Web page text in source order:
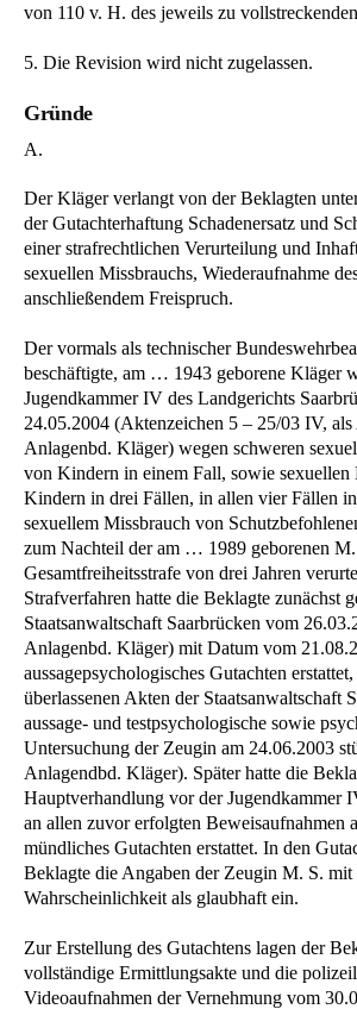
von 110 v. H. des jeweils zu
5. Die Revision wird nicht zugelassen.
Gründe
A.
Der Kläger verlangt von der Beklagten
der Gutachterhaftung Schadenersatz und
einer strafrechtlichen Verurteilung und
sexuellen Missbrauchs, Wiederaufnahme
anschließendem Freispruch.
Der vormals als technischer
beschäftigte, am … 1943 geborene Kläger
Jugendkammer IV des Landgerichts
24.05.2004 (Aktenzeichen 5 – 25/03 IV,
Anlagenbd. Kläger) wegen schweren
von Kindern in einem Fall, sowie sexuellen
Kindern in drei Fällen, in allen vier Fällen
sexuellem Missbrauch von
zum Nachteil der am … 1989 geborenen
Gesamtfreiheitsstrafe von drei Jahren
Strafverfahren hatte die Beklagte zunächst
Staatsanwaltschaft Saarbrücken vom
Anlagenbd. Kläger) mit Datum vom
aussagepsychologisches Gutachten
überlassenen Akten der Staatsanwaltschaft
aussage- und testpsychologische sowie
Untersuchung der Zeugin am 24.06.2003
Anlagendbd. Kläger). Später hatte die
Hauptverhandlung vor der Jugendkammer
an allen zuvor erfolgten Beweisaufnahmen
mündliches Gutachten erstattet. In den
Beklagte die Angaben der Zeugin M. S. mit
Wahrscheinlichkeit als glaubhaft ein.
Zur Erstellung des Gutachtens lagen der
vollständige Ermittlungsakte und die
Videoaufnahmen der Vernehmung vom